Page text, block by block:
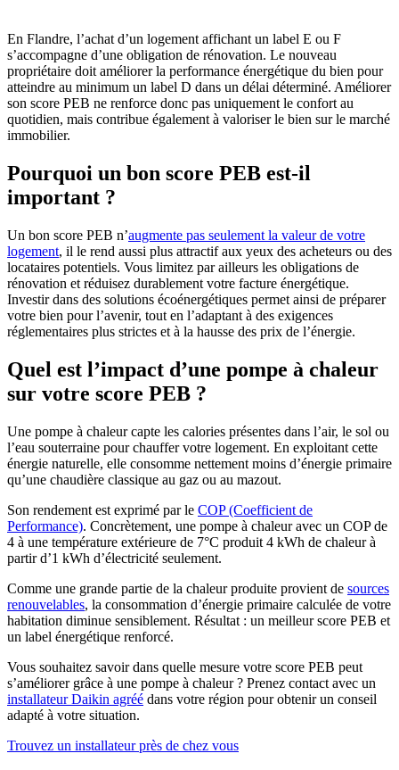
En Flandre, l’achat d’un logement affichant un label E ou F
s’accompagne d’une obligation de rénovation. Le nouveau
propriétaire doit améliorer la performance énergétique du bien pour
atteindre au minimum un label D dans un délai déterminé. Améliorer
son score PEB ne renforce donc pas uniquement le confort au
quotidien, mais contribue également à valoriser le bien sur le marché
immobilier.
Pourquoi un bon score PEB est-il
important ?
Un bon score PEB n’augmente pas seulement la valeur de votre
logement, il le rend aussi plus attractif aux yeux des acheteurs ou des
locataires potentiels. Vous limitez par ailleurs les obligations de
rénovation et réduisez durablement votre facture énergétique.
Investir dans des solutions écoénergétiques permet ainsi de préparer
votre bien pour l’avenir, tout en l’adaptant à des exigences
réglementaires plus strictes et à la hausse des prix de l’énergie.
Quel est l’impact d’une pompe à chaleur
sur votre score PEB ?
Une pompe à chaleur capte les calories présentes dans l’air, le sol ou
l’eau souterraine pour chauffer votre logement. En exploitant cette
énergie naturelle, elle consomme nettement moins d’énergie primaire
qu’une chaudière classique au gaz ou au mazout.
Son rendement est exprimé par le COP (Coefficient de
Performance). Concrètement, une pompe à chaleur avec un COP de
4 à une température extérieure de 7°C produit 4 kWh de chaleur à
partir d’1 kWh d’électricité seulement.
Comme une grande partie de la chaleur produite provient de sources
renouvelables, la consommation d’énergie primaire calculée de votre
habitation diminue sensiblement. Résultat : un meilleur score PEB et
un label énergétique renforcé.
Vous souhaitez savoir dans quelle mesure votre score PEB peut
s’améliorer grâce à une pompe à chaleur ? Prenez contact avec un
installateur Daikin agréé dans votre région pour obtenir un conseil
adapté à votre situation.
Trouvez un installateur près de chez vous